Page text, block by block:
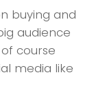
buying and
audience
course
media like